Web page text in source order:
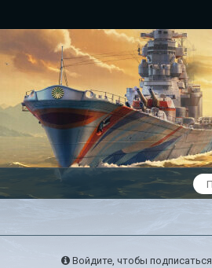
Войдите, чтобы подписаться